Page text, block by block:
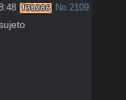
f3b286 No.2109